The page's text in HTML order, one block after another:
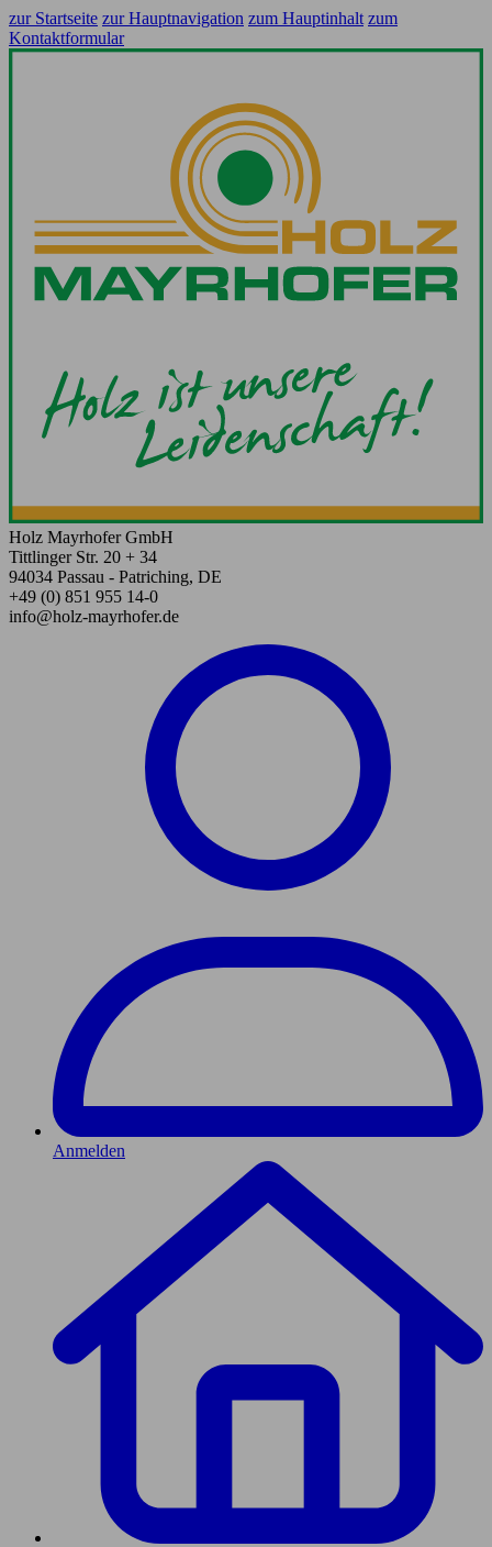
zur Startseite zur Hauptnavigation zum Hauptinhalt zum
Kontaktformular
Holz Mayrhofer GmbH
Tittlinger Str. 20 + 34
94034 Passau - Patriching, DE
+49 (0) 851 955 14-0
info@holz-mayrhofer.de
Anmelden